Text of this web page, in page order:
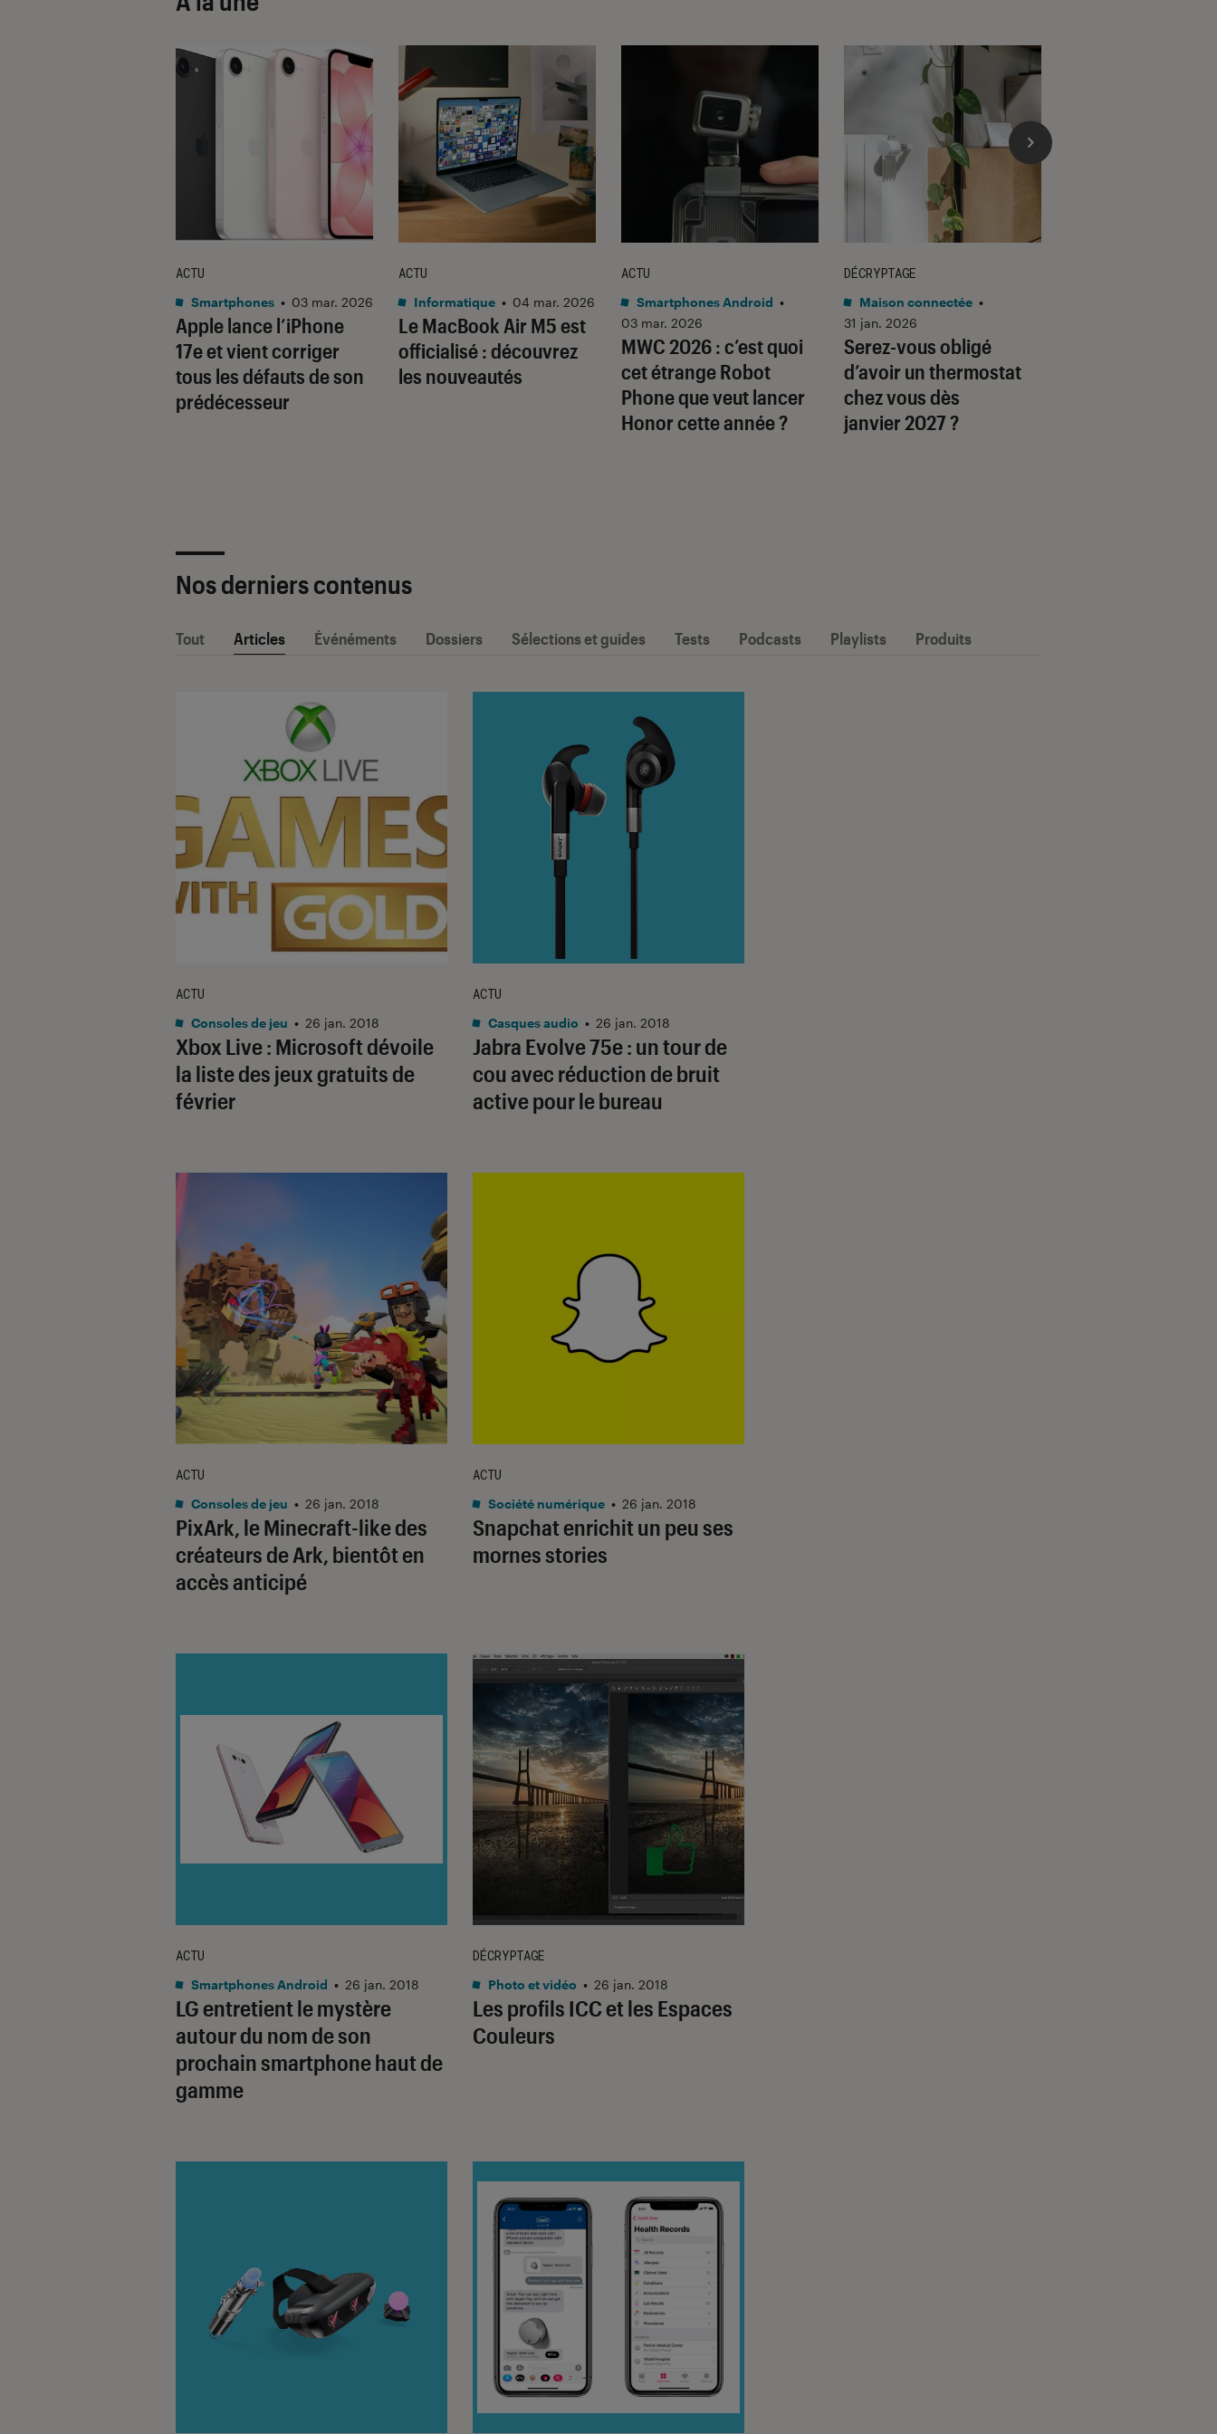
Apple lance l’iPhone
17e et vient corriger
tous les défauts de son
prédécesseur
ACTU
Smartphones • 03 mar. 2026
Le MacBook Air M5 est
officialisé : découvrez
les nouveautés
ACTU
Informatique • 04 mar. 2026
MWC 2026 : c’est quoi
cet étrange Robot
Phone que veut lancer
Honor cette année ?
ACTU
Smartphones Android •
03 mar. 2026
Serez-vous obligé
d’avoir un thermostat
chez vous dès
janvier 2027 ?
DÉCRYPTAGE
Maison connectée •
31 jan. 2026
Nos derniers contenus
Tout Articles Événéments Dossiers Sélections et guides Tests Podcasts Playlists Produits
Xbox Live : Microsoft dévoile
la liste des jeux gratuits de
février
ACTU
Consoles de jeu • 26 jan. 2018
Jabra Evolve 75e : un tour de
cou avec réduction de bruit
active pour le bureau
ACTU
Casques audio • 26 jan. 2018
PixArk, le Minecraft-like des
créateurs de Ark, bientôt en
accès anticipé
ACTU
Consoles de jeu • 26 jan. 2018
Snapchat enrichit un peu ses
mornes stories
ACTU
Société numérique • 26 jan. 2018
LG entretient le mystère
autour du nom de son
prochain smartphone haut de
gamme
ACTU
Smartphones Android • 26 jan. 2018
Les profils ICC et les Espaces
Couleurs
DÉCRYPTAGE
Photo et vidéo • 26 jan. 2018